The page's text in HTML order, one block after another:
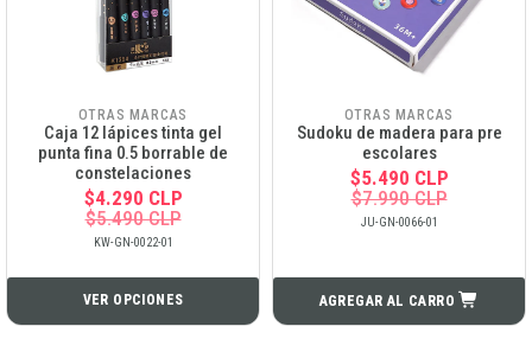
OTRAS MARCAS
Caja 12 lápices tinta gel
punta fina 0.5 borrable de
constelaciones
$4.290 CLP
$5.490 CLP
KW-GN-0022-01
VER OPCIONES
OTRAS MARCAS
Sudoku de madera para pre
escolares
$5.490 CLP
$7.990 CLP
JU-GN-0066-01
AGREGAR AL CARRO